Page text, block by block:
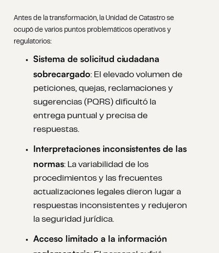
Antes de la transformación, la Unidad de Catastro se
ocupó de varios puntos problemáticos operativos y
regulatorios:
Sistema de solicitud ciudadana
sobrecargado: El elevado volumen de
peticiones, quejas, reclamaciones y
sugerencias (PQRS) dificultó la
entrega puntual y precisa de
respuestas.
Interpretaciones inconsistentes de las
normas: La variabilidad de los
procedimientos y las frecuentes
actualizaciones legales dieron lugar a
respuestas inconsistentes y redujeron
la seguridad jurídica.
Acceso limitado a la información